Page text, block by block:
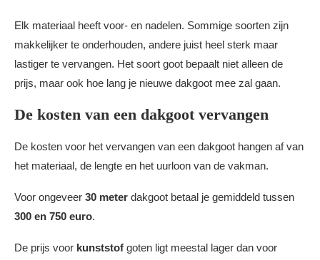
Elk materiaal heeft voor- en nadelen. Sommige soorten zijn
makkelijker te onderhouden, andere juist heel sterk maar
lastiger te vervangen. Het soort goot bepaalt niet alleen de
prijs, maar ook hoe lang je nieuwe dakgoot mee zal gaan.
De kosten van een dakgoot vervangen
De kosten voor het vervangen van een dakgoot hangen af van
het materiaal, de lengte en het uurloon van de vakman.
Voor ongeveer 30 meter dakgoot betaal je gemiddeld tussen
300 en 750 euro.
De prijs voor kunststof goten ligt meestal lager dan voor